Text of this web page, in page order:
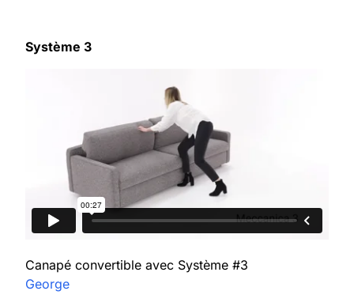
Système 3
Canapé convertible avec Système #3
George